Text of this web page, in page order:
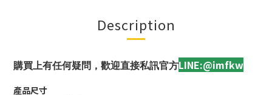
Description
購買上有任何疑問，歡迎直接私訊官方LINE:@imfkw
產品尺寸